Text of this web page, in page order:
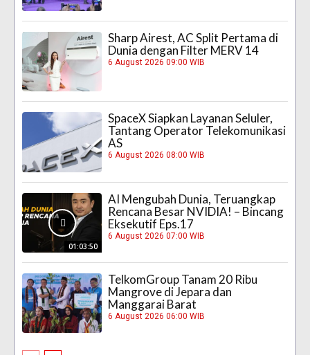
Sharp Airest, AC Split Pertama di
Dunia dengan Filter MERV 14
6 August 2026 09:00 WIB
SpaceX Siapkan Layanan Seluler,
Tantang Operator Telekomunikasi
AS
6 August 2026 08:00 WIB
01:03:50
AI Mengubah Dunia, Teruangkap
Rencana Besar NVIDIA! – Bincang
Eksekutif Eps.17
6 August 2026 07:00 WIB
TelkomGroup Tanam 20 Ribu
Mangrove di Jepara dan
Manggarai Barat
6 August 2026 06:00 WIB